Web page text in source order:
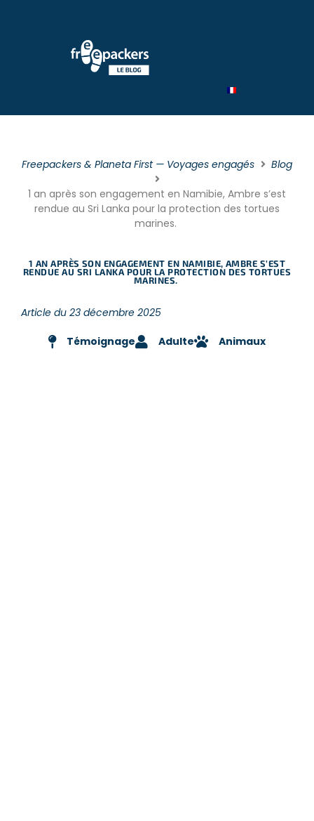
Freepackers & Planeta First — Voyages engagés Blog
1 an après son engagement en Namibie, Ambre s’est
rendue au Sri Lanka pour la protection des tortues
marines.
1 AN APRÈS SON ENGAGEMENT EN NAMIBIE, AMBRE S’EST
RENDUE AU SRI LANKA POUR LA PROTECTION DES TORTUES
MARINES.
Article du 23 décembre 2025
Témoignage Adulte Animaux